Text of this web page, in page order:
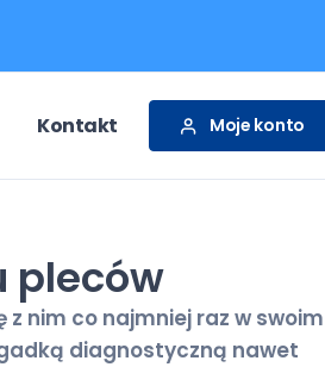
Kontakt Moje konto
pleców
nim co najmniej raz w swoim
diagnostyczną nawet